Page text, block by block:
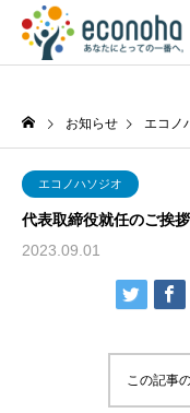
お知らせ エコノ
エコノハソジオ
代表取締役就任のご挨
2023.09.01
この記事